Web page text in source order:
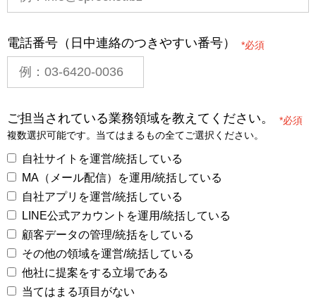
電話番号（日中連絡のつきやすい番号） *
ご担当されている業務領域を教えてください。
*
複数選択可能です。当てはまるもの全てご選択ください。
自社サイトを運営/統括している
MA（メール配信）を運用/統括している
自社アプリを運営/統括している
LINE公式アカウントを運用/統括している
顧客データの管理/統括をしている
その他の領域を運営/統括している
他社に提案をする立場である
当てはまる項目がない